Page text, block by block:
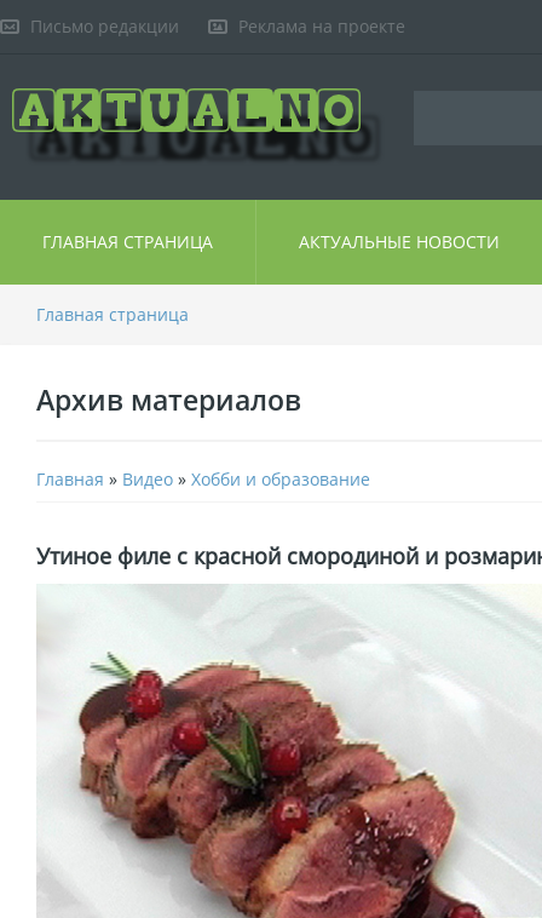
Письмо редакции Реклама на проекте
ГЛАВНАЯ СТРАНИЦА АКТУАЛЬНЫЕ НОВОСТИ
Главная страница
Архив материалов
Главная » Видео » Хобби и образование
Утиное филе с красной смородиной и